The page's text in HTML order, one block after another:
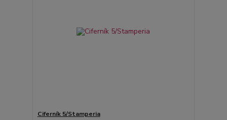
Ciferník 5/Stamperia